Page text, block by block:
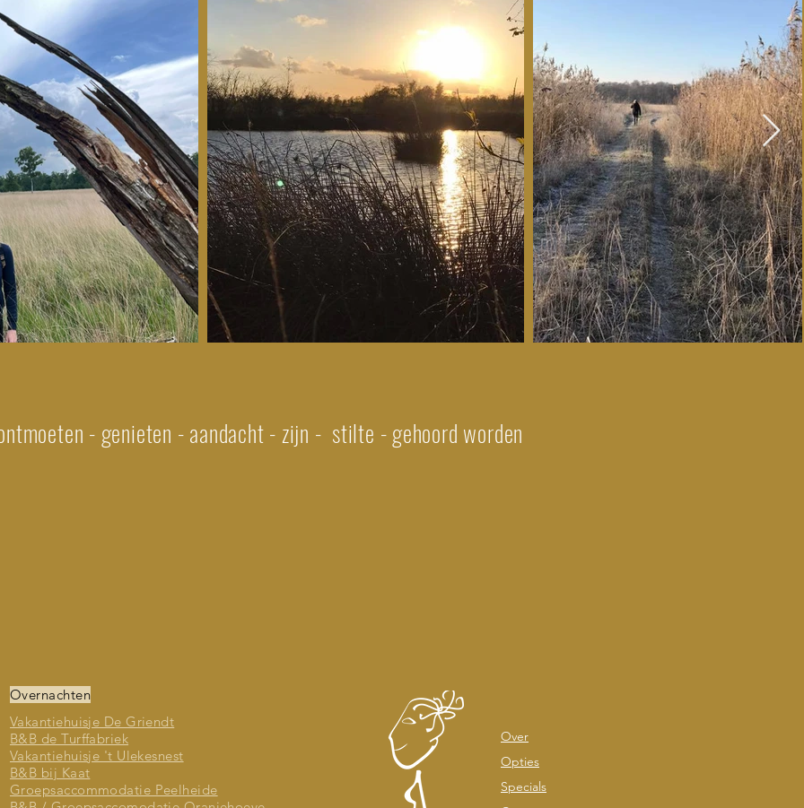
- genieten - aandacht - zijn - stilte - gehoord worden
Overnachten
Vakantiehuisje De Griendt
B&B de Turffabriek
Vakantiehuisje 't Ulekesnest
B&B bij Kaat
Groepsaccommodatie Peelheide
Over
Opties
Specials